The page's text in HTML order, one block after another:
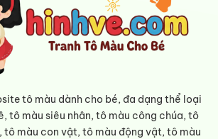
tô màu dành cho bé, đa dạng thể loại
tô màu siêu nhân, tô màu công chúa, tô
tô màu con vật, tô màu động vật, tô màu